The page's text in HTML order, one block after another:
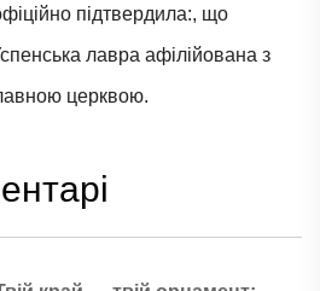
підтвердила:, що
лавра афілійована з
церквою.